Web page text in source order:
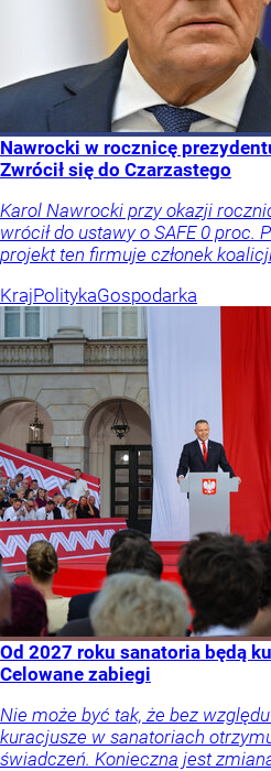
Nawrocki w rocznicę
Zwrócił się do Czarzastego
Karol Nawrocki przy okazji
wrócił do ustawy o SAFE 0 proc.
projekt ten firmuje członek
KrajPolitykaGospodarka
Od 2027 roku sanatoria będą
Celowane zabiegi
Nie może być tak, że bez
kuracjusze w sanatoriach
świadczeń. Konieczna jest